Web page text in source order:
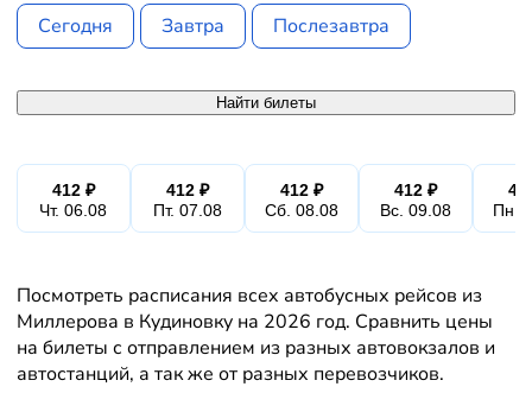
Сегодня Завтра Послезавтра
Найти билеты
412 ₽
Чт. 06.08
412 ₽
Пт. 07.08
412 ₽
Сб. 08.08
412 ₽
Вс. 09.08
Пн.
Посмотреть расписания всех автобусных рейсов из
Миллерова в Кудиновку на 2026 год. Сравнить цены
на билеты с отправлением из разных автовокзалов и
автостанций, а так же от разных перевозчиков.